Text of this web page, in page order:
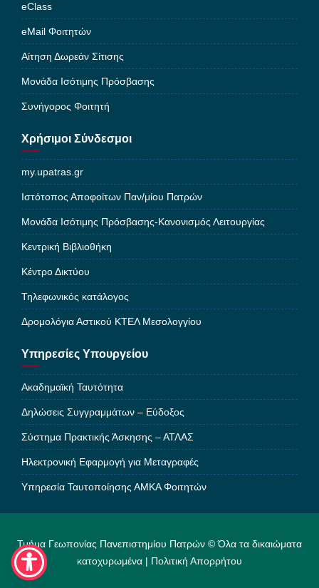
eClass
eMail Φοιτητών
Αίτηση Δωρεάν Σίτισης
Μονάδα Ισότιμης Πρόσβασης
Συνήγορος Φοιτητή
Χρήσιμοι Σύνδεσμοι
my.upatras.gr
Ιστότοπος Αποφοίτων Παν/μίου Πατρών
Μονάδα Ισότιμης Πρόσβασης-Κανονισμός Λειτουργίας
Κεντρική Βιβλιοθήκη
Κέντρο Δικτύου
Τηλεφωνικός κατάλογος
Δρομολόγια Αστικού ΚΤΕΛ Μεσολογγίου
Υπηρεσίες Υπουργείου
Ακαδημαϊκή Ταυτότητα
Δηλώσεις Συγγραμμάτων – Εύδοξος
Σύστημα Πρακτικής Άσκησης – ΑΤΛΑΣ
Ηλεκτρονική Εφαρμογή για Μεταγραφές
Υπηρεσία Ταυτοποίησης ΑΜΚΑ Φοιτητών
Τμήμα Γεωπονίας Πανεπιστημίου Πατρών © Όλα τα δικαιώματα
κατοχυρωμένα | Πολιτική Απορρήτου